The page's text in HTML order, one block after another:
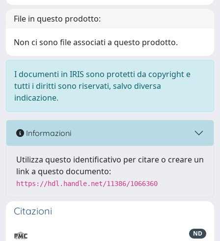
File in questo prodotto:
Non ci sono file associati a questo prodotto.
I documenti in IRIS sono protetti da copyright e
tutti i diritti sono riservati, salvo diversa
indicazione.
Informazioni
Utilizza questo identificativo per citare o creare un
link a questo documento:
https://hdl.handle.net/11386/1066360
Citazioni
ND